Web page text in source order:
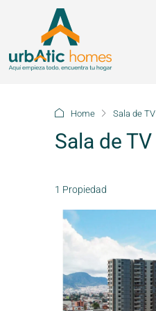
Home Sala de TV
Sala de TV
1 Propiedad